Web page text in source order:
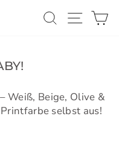
SUCHE
Weiß, Beige, Olive &
selbst aus!